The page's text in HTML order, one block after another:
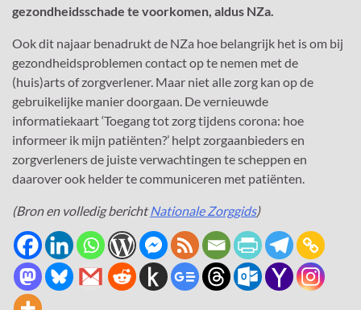
gezondheidsschade te voorkomen, aldus NZa.
Ook dit najaar benadrukt de NZa hoe belangrijk het is om bij
gezondheidsproblemen contact op te nemen met de
(huis)arts of zorgverlener. Maar niet alle zorg kan op de
gebruikelijke manier doorgaan. De vernieuwde
informatiekaart ‘Toegang tot zorg tijdens corona: hoe
informeer ik mijn patiënten?’ helpt zorgaanbieders en
zorgverleners de juiste verwachtingen te scheppen en
daarover ook helder te communiceren met patiënten.
(Bron en volledig berichtNationale Zorggids)